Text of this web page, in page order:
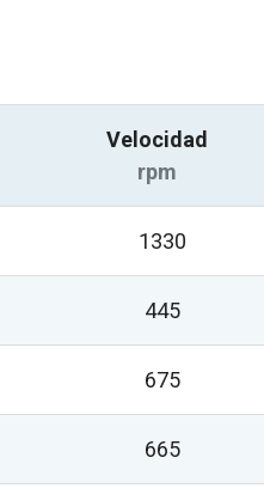
Velocidad
rpm
1330
445
675
665